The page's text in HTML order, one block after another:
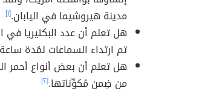
مدينة هيروشيما في اليابان.[١]
تم ارتداء السماعات لمُدة
هل تعلم أن بعض أنواع أحمر
من ضِمن مُكوِّناتها.[٢]